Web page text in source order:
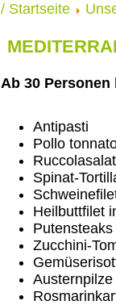
/ Startseite
Ab 30
Antipasti
Pollo
Spinat-
Heilbuttfilet
Zucchini-